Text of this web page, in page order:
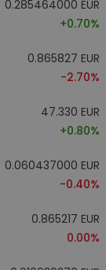
0.285464000 EUR
+0.70%
0.865827 EUR
-2.70%
47.330 EUR
+0.80%
0.060437000 EUR
-0.40%
0.865217 EUR
0.00%